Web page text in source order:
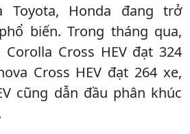
Toyota, Honda đang trở
biến. Trong tháng qua,
Cross HEV đạt 324
Cross HEV đạt 264 xe,
cũng dẫn đầu phân khúc